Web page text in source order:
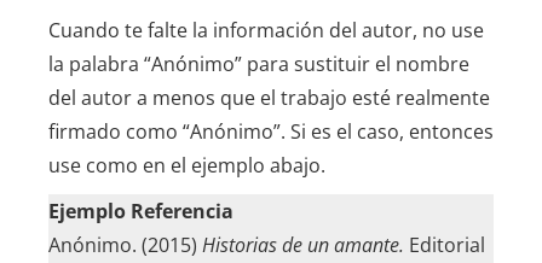
Cuando te falte la información del autor, no use
la palabra “Anónimo” para sustituir el nombre
del autor a menos que el trabajo esté realmente
firmado como “Anónimo”. Si es el caso, entonces
use como en el ejemplo abajo.
Ejemplo Referencia
Anónimo. (2015) Historias de un amante. Editorial